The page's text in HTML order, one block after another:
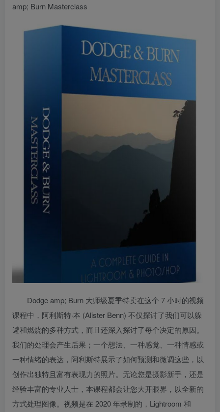
amp; Burn Masterclass
Dodge amp; Burn 大师级夏季特卖在这个 7 小时的视频
课程中，阿利斯特·本 (Alister Benn) 不仅探讨了我们可以躲
避和燃烧的多种方式，而且还深入探讨了每个决定的原因。
我们的处理会产生后果；一个想法、一种感觉、一种情感或
一种情绪的表达，阿利斯特展示了如何预测和微调这些，以
创作出独特且富有表现力的照片。无论您是摄影新手，还是
经验丰富的专业人士，本课程都会让您大开眼界，以全新的
方式处理图像。视频是在 2020 年录制的，Lightroom 和